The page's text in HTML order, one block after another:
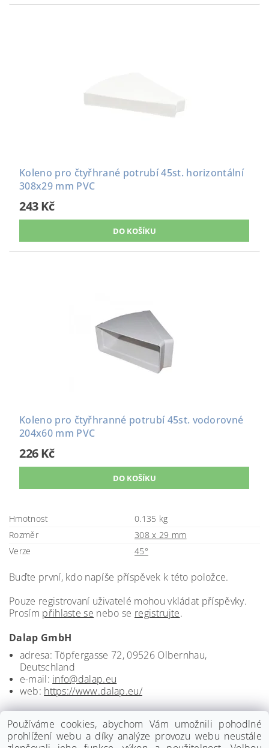
Koleno pro čtyřhrané potrubí 45st. horizontální
308x29 mm PVC
243 Kč
Koleno pro čtyřhranné potrubí 45st. vodorovné
204x60 mm PVC
226 Kč
Hmotnost
0.135 kg
Rozměr
308 x 29 mm
Verze
45°
Buďte první, kdo napíše příspěvek k této položce.
Pouze registrovaní uživatelé mohou vkládat příspěvky.
Prosím přihlaste se nebo se registrujte.
Dalap GmbH
adresa: Töpfergasse 72, 09526 Olbernhau,
Deutschland
e-mail: info@dalap.eu
web: https://www.dalap.eu/
Používáme cookies, abychom Vám umožnili pohodlné
prohlížení webu a díky analýze provozu webu neustále